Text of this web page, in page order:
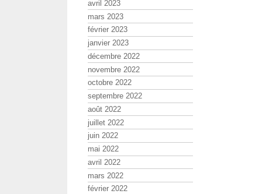
avril 2023
mars 2023
février 2023
janvier 2023
décembre 2022
novembre 2022
octobre 2022
septembre 2022
août 2022
juillet 2022
juin 2022
mai 2022
avril 2022
mars 2022
février 2022